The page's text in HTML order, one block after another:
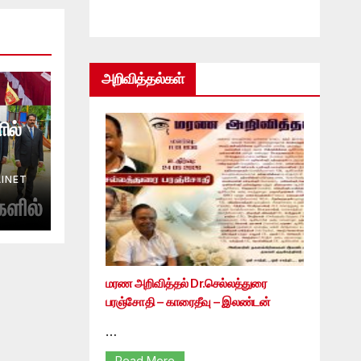
அறிவித்தல்கள்
மரண அறிவித்தல் Dr.செல்லத்துரை
பரஞ்சோதி – காரைதீவு – இலண்டன்
…